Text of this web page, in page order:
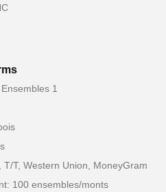
1
T, Western Union, MoneyGram
100 ensembles/monts